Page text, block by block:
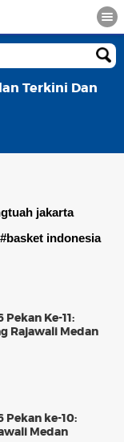
Terkini Dan
jakarta
#basket indonesia
Ke-11:
Rajawali Medan
Pekan ke-10:
Medan